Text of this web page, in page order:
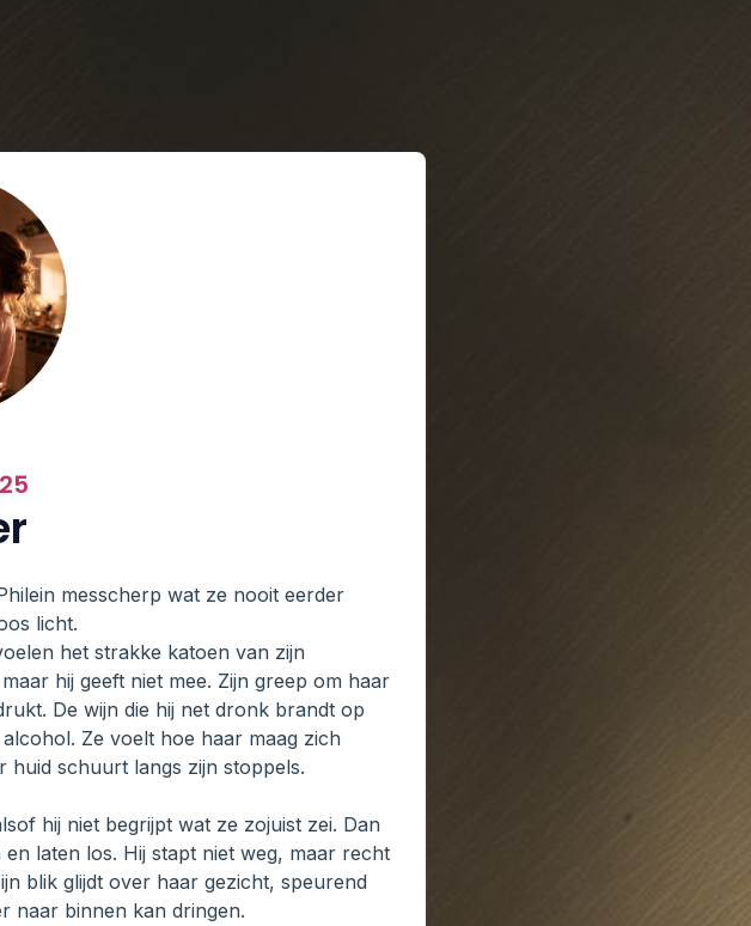
messcherp wat ze nooit eerder
licht.
het strakke katoen van zijn
hij geeft niet mee. Zijn greep om haar
De wijn die hij net dronk brandt op
Ze voelt hoe haar maag zich
huid schuurt langs zijn stoppels.
hij niet begrijpt wat ze zojuist zei. Dan
laten los. Hij stapt niet weg, maar recht
blik glijdt over haar gezicht, speurend
naar binnen kan dringen.